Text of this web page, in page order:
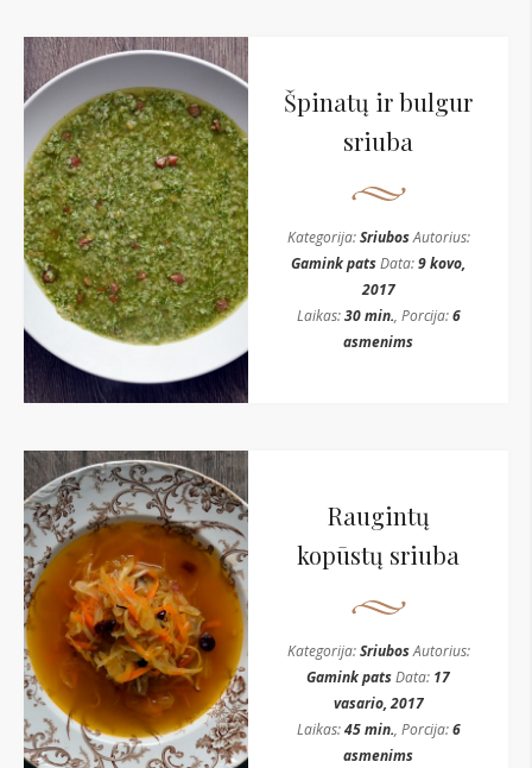
Špinatų ir bulgur
sriuba
Kategorija:SriubosAutorius:
Gamink patsData:9 kovo,
2017
Laikas:30 min., Porcija:6
asmenims
Raugintų
kopūstų sriuba
Kategorija:SriubosAutorius:
Gamink patsData: 17
vasario, 2017
Laikas:45 min., Porcija:6
asmenims